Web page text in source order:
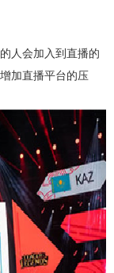
人会加入到直播的
加直播平台的压